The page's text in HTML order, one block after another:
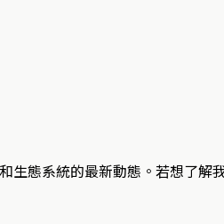
態系統的最新動態。若想了解